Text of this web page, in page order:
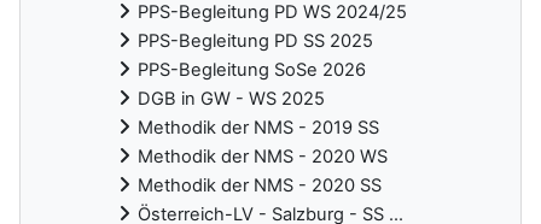
PPS-Begleitung PD WS 2024/25
PPS-Begleitung PD SS 2025
PPS-Begleitung SoSe 2026
DGB in GW - WS 2025
Methodik der NMS - 2019 SS
Methodik der NMS - 2020 WS
Methodik der NMS - 2020 SS
Österreich-LV - Salzburg - SS ...